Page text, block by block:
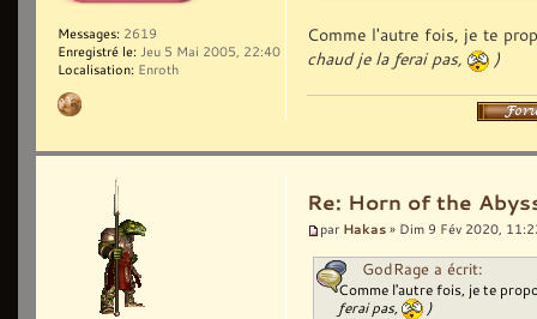
Comme l'autre fois, je te
chaud je la ferai pas,
)
Messages: 2619
Enregistré le: Jeu 5 Mai 2005, 22:40
Localisation: Enroth
Re: Horn of the
par Hakas » Dim 9 Fév 2020,
GodRage a écrit:
Comme l'autre fois, je te
ferai pas,
)